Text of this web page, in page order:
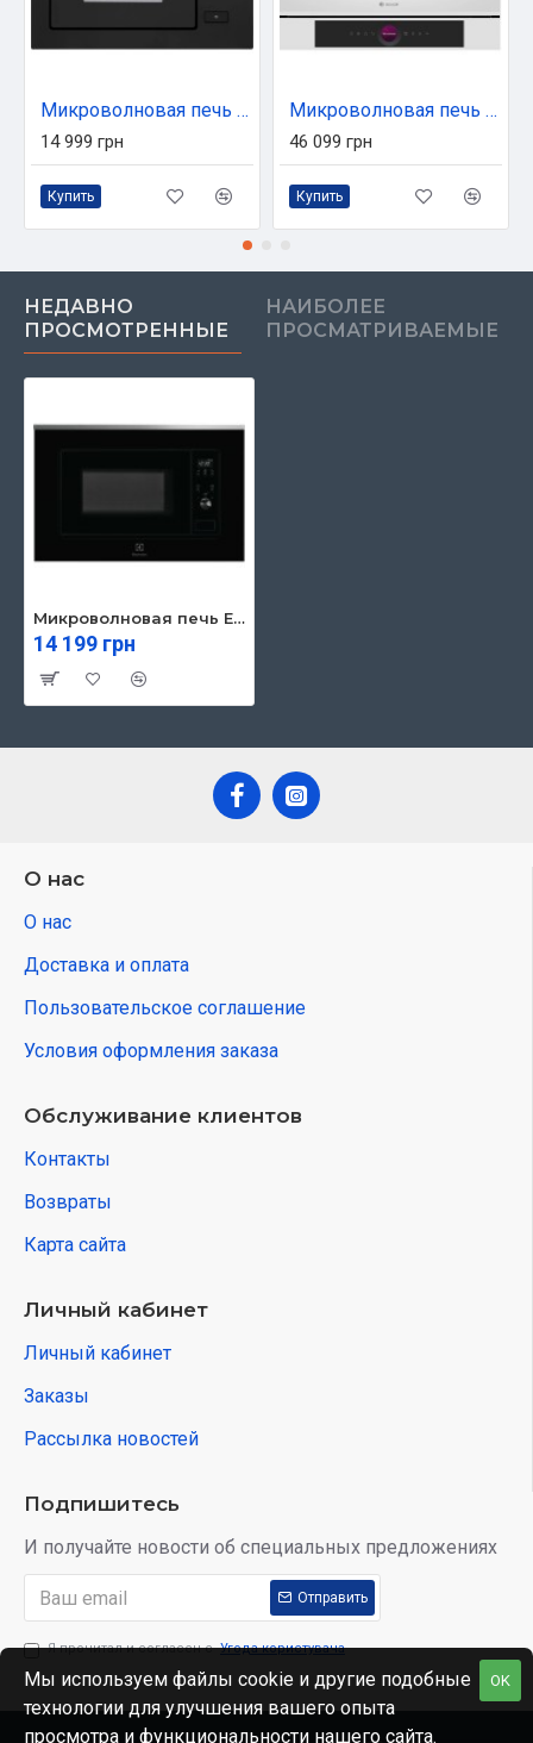
Микроволновая печь Interline MWG 926 SEF BA
14 999 грн
Купить
Микроволновая печь Bosch BFL7221W1
46 099 грн
Купить
НЕДАВНО
ПРОСМОТРЕННЫЕ
НАИБОЛЕЕ
ПРОСМАТРИВАЕМЫЕ
Микроволновая печь Electrolux LMS2203EMX
14 199 грн
О нас
О нас
Доставка и оплата
Пользовательское соглашение
Условия оформления заказа
Обслуживание клиентов
Контакты
Возвраты
Карта сайта
Личный кабинет
Личный кабинет
Заказы
Рассылка новостей
Подпишитесь
И получайте новости об специальных предложениях
Отправить
Я прочитал и согласен с Угода користувача
OK
Мы используем файлы cookie и другие подобные
технологии для улучшения вашего опыта
просмотра и функциональности нашего сайта.